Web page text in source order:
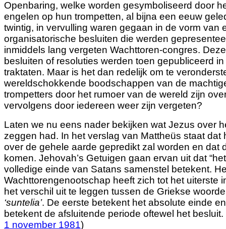
Openbaring, welke worden gesymboliseerd door
engelen op hun trompetten, al bijna een eeuw
twintig, in vervulling waren gegaan in de vorm van
organisatorische besluiten die werden
inmiddels lang vergeten Wachttoren-congres.
besluiten of resoluties werden toen gepubliceerd
traktaten. Maar is het dan redelijk om te
wereldschokkende boodschappen van de
trompetters door het rumoer van de wereld zijn
vervolgens door iedereen weer zijn vergeten?
Laten we nu eens nader bekijken wat Jezus over
zeggen had. In het verslag van Mattheüs staat dat
over de gehele aarde gepredikt zal worden en dat
komen. Jehovah’s Getuigen gaan ervan uit dat
volledige einde van Satans samenstel betekent.
Wachttorengenootschap heeft zich tot het uiterste
het verschil uit te leggen tussen de Griekse
‘suntelia’. De eerste betekent het absolute einde
betekent de afsluitende periode oftewel het besluit.
1 november 1981)